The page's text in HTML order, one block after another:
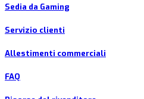
Sedia da Gaming
Servizio clienti
Allestimenti commerciali
FAQ